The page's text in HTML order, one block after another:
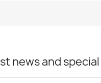
news and